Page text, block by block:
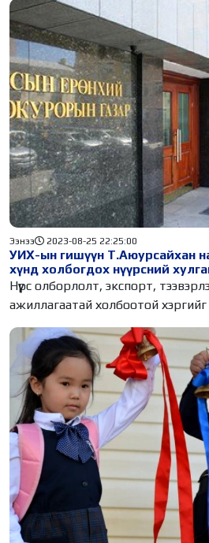
УИХ-ын гишүүн Т.Аюурсайхан нарын нэр
хүнд холбогдох нүүрсний
шилжүүлжээ
Ээнээ 2023-08-25 22:25:00
Нүүрс олборлолт, экспорт,
ажиллагаатай холбоотой